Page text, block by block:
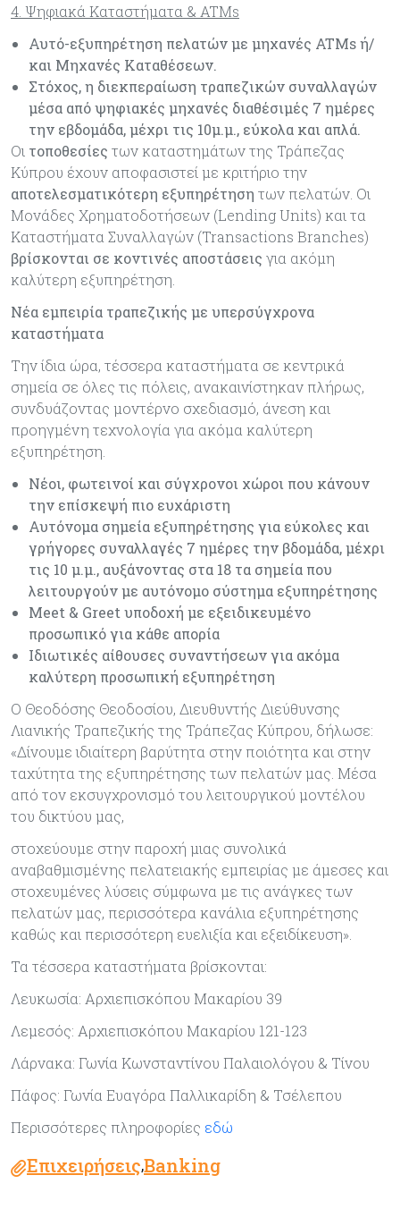
4. Ψηφιακά Καταστήματα & ATMs
Αυτό-εξυπηρέτηση πελατών με μηχανές ATMs ή/
και Μηχανές Καταθέσεων.
Στόχος, η διεκπεραίωση τραπεζικών συναλλαγών
μέσα από ψηφιακές μηχανές διαθέσιμές 7 ημέρες
την εβδομάδα, μέχρι τις 10μ.μ., εύκολα και απλά.
Οι τοποθεσίες των καταστημάτων της Τράπεζας
Κύπρου έχουν αποφασιστεί με κριτήριο την
αποτελεσματικότερη εξυπηρέτηση των πελατών. Οι
Μονάδες Χρηματοδοτήσεων (Lending Units) και τα
Καταστήματα Συναλλαγών (Transactions Branches)
βρίσκονται σε κοντινές αποστάσεις για ακόμη
καλύτερη εξυπηρέτηση.
Νέα εμπειρία τραπεζικής με υπερσύγχρονα
καταστήματα
Την ίδια ώρα, τέσσερα καταστήματα σε κεντρικά
σημεία σε όλες τις πόλεις, ανακαινίστηκαν πλήρως,
συνδυάζοντας μοντέρνο σχεδιασμό, άνεση και
προηγμένη τεχνολογία για ακόμα καλύτερη
εξυπηρέτηση.
Νέοι, φωτεινοί και σύγχρονοι χώροι που κάνουν
την επίσκεψή πιο ευχάριστη
Αυτόνομα σημεία εξυπηρέτησης για εύκολες και
γρήγορες συναλλαγές 7 ημέρες την βδομάδα, μέχρι
τις 10 μ.μ., αυξάνοντας στα 18 τα σημεία που
λειτουργούν με αυτόνομο σύστημα εξυπηρέτησης
Meet & Greet υποδοχή με εξειδικευμένο
προσωπικό για κάθε απορία
Ιδιωτικές αίθουσες συναντήσεων για ακόμα
καλύτερη προσωπική εξυπηρέτηση
Ο Θεοδόσης Θεοδοσίου, Διευθυντής Διεύθυνσης
Λιανικής Τραπεζικής της Τράπεζας Κύπρου, δήλωσε:
«Δίνουμε ιδιαίτερη βαρύτητα στην ποιότητα και στην
ταχύτητα της εξυπηρέτησης των πελατών μας. Μέσα
από τον εκσυγχρονισμό του λειτουργικού μοντέλου
του δικτύου μας,
στοχεύουμε στην παροχή μιας συνολικά
αναβαθμισμένης πελατειακής εμπειρίας με άμεσες και
στοχευμένες λύσεις σύμφωνα με τις ανάγκες των
πελατών μας, περισσότερα κανάλια εξυπηρέτησης
καθώς και περισσότερη ευελιξία και εξειδίκευση».
Τα τέσσερα καταστήματα βρίσκονται:
Λευκωσία: Αρχιεπισκόπου Μακαρίου 39
Λεμεσός: Αρχιεπισκόπου Μακαρίου 121-123
Λάρνακα: Γωνία Κωνσταντίνου Παλαιολόγου & Τίνου
Πάφος: Γωνία Ευαγόρα Παλλικαρίδη & Τσέλεπου
Περισσότερες πληροφορίες εδώ
Επιχειρήσεις,Banking